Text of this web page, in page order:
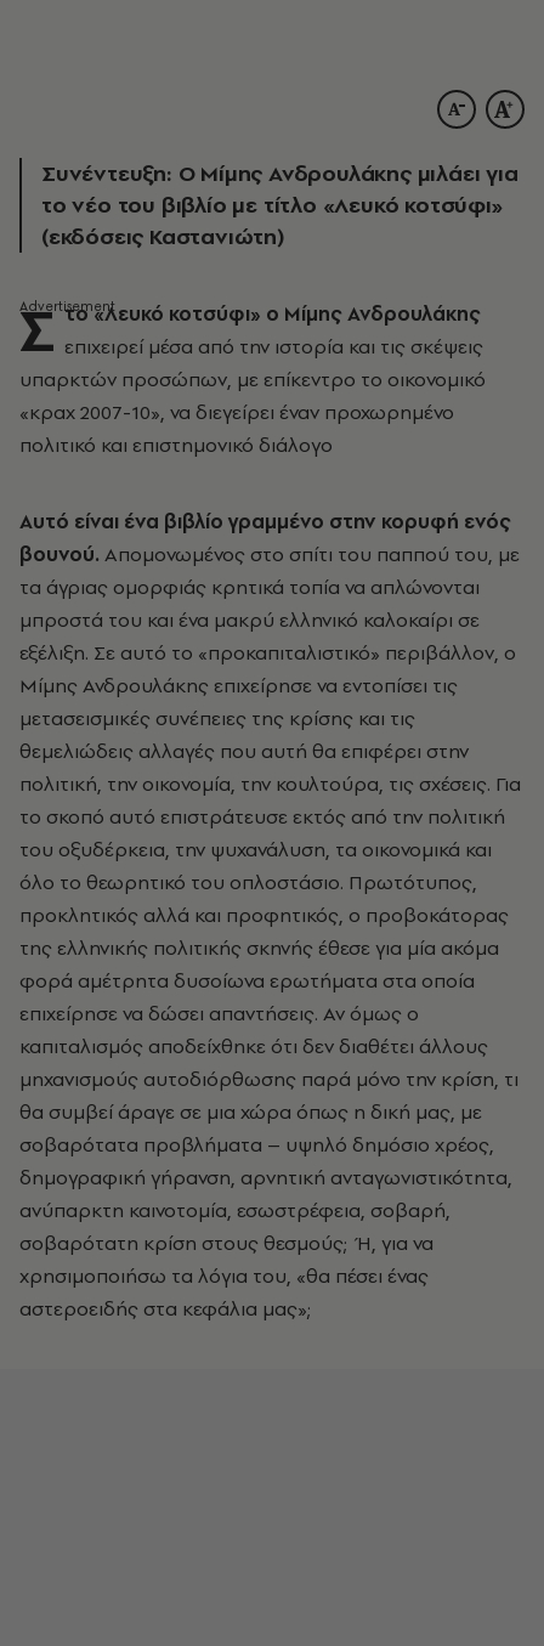
Συνέντευξη: Ο Μίμης Ανδρουλάκης μιλάει για
το νέο του βιβλίο με τίτλο «Λευκό κοτσύφι»
(εκδόσεις Καστανιώτη)
Σ το «Λευκό κοτσύφι» ο Μίμης Ανδρουλάκης
επιχειρεί μέσα από την ιστορία και τις σκέψεις
υπαρκτών προσώπων, με επίκεντρο το οικονομικό
«κραχ 2007-10», να διεγείρει έναν προχωρημένο
πολιτικό και επιστημονικό διάλογο
Αυτό είναι ένα βιβλίο γραμμένο στην κορυφή ενός
βουνού. Απομονωμένος στο σπίτι του παππού του, με
τα άγριας ομορφιάς κρητικά τοπία να απλώνονται
μπροστά του και ένα μακρύ ελληνικό καλοκαίρι σε
εξέλιξη. Σε αυτό το «προκαπιταλιστικό» περιβάλλον, ο
Μίμης Ανδρουλάκης επιχείρησε να εντοπίσει τις
μετασεισμικές συνέπειες της κρίσης και τις
θεμελιώδεις αλλαγές που αυτή θα επιφέρει στην
πολιτική, την οικονομία, την κουλτούρα, τις σχέσεις. Για
το σκοπό αυτό επιστράτευσε εκτός από την πολιτική
του οξυδέρκεια, την ψυχανάλυση, τα οικονομικά και
όλο το θεωρητικό του οπλοστάσιο. Πρωτότυπος,
προκλητικός αλλά και προφητικός, ο προβοκάτορας
της ελληνικής πολιτικής σκηνής έθεσε για μία ακόμα
φορά αμέτρητα δυσοίωνα ερωτήματα στα οποία
επιχείρησε να δώσει απαντήσεις. Αν όμως ο
καπιταλισμός αποδείχθηκε ότι δεν διαθέτει άλλους
μηχανισμούς αυτοδιόρθωσης παρά μόνο την κρίση, τι
θα συμβεί άραγε σε μια χώρα όπως η δική μας, με
σοβαρότατα προβλήματα – υψηλό δημόσιο χρέος,
δημογραφική γήρανση, αρνητική ανταγωνιστικότητα,
ανύπαρκτη καινοτομία, εσωστρέφεια, σοβαρή,
σοβαρότατη κρίση στους θεσμούς; Ή, για να
χρησιμοποιήσω τα λόγια του, «θα πέσει ένας
αστεροειδής στα κεφάλια μας»;